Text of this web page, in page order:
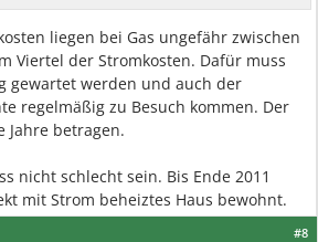
liegen bei Gas ungefähr zwischen
Viertel der Stromkosten. Dafür muss
gewartet werden und auch der
regelmäßig zu Besuch kommen. Der
Jahre betragen.
nicht schlecht sein. Bis Ende 2011
mit Strom beheiztes Haus bewohnt.
#8